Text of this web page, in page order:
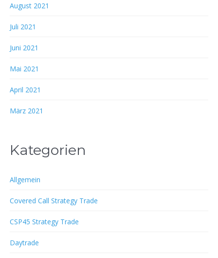
August 2021
Juli 2021
Juni 2021
Mai 2021
April 2021
März 2021
Kategorien
Allgemein
Covered Call Strategy Trade
CSP45 Strategy Trade
Daytrade